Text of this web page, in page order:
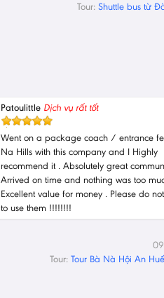
Tour: Shuttle bus từ
Patoulittle Dịch vụ rất tốt
Went on a package coach / entrance
Na Hills with this company and I Highly
recommend it . Absolutely great
Arrived on time and nothing was too
Excellent value for money . Please do
to use them !!!!!!!!
Tour: Tour Bà Nà Hội An